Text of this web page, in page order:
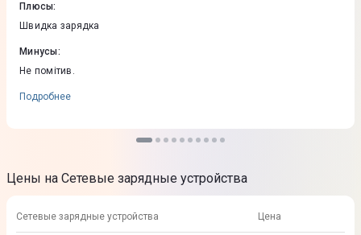
Плюсы:
Швидка зарядка
Минусы:
Не помітив.
Подробнее
Цены на Сетевые зарядные устройства
Сетевые зарядные устройства Цена